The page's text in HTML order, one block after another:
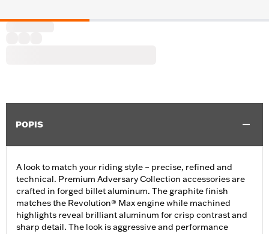
POPIS
A look to match your riding style – precise, refined and
technical. Premium Adversary Collection accessories are
crafted in forged billet aluminum. The graphite finish
matches the Revolution® Max engine while machined
highlights reveal brilliant aluminum for crisp contrast and
sharp detail. The look is aggressive and performance